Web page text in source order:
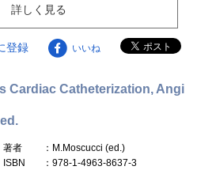
詳しく見る
登録 いいね
Cardiac Catheterization, Angi
著者
：M.Moscucci (ed.)
ISBN
：978-1-4963-8637-3